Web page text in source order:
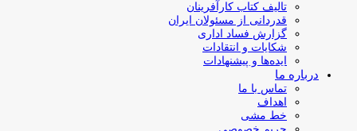
تالیف کتاب کارآفرینان
قدردانی از مسئولان ایران
گزارش فساد اداری
شکایات و انتقادات
ایده‌ها و پیشنهادات
درباره ما
تماس با ما
اهداف
خط مشی